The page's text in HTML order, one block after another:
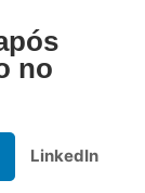
no
LinkedIn